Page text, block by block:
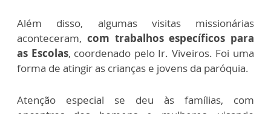
Além disso, algumas visitas missionárias
aconteceram, com trabalhos específicos para
as Escolas, coordenado pelo Ir. Viveiros. Foi uma
forma de atingir as crianças e jovens da paróquia.
Atenção especial se deu às famílias, com